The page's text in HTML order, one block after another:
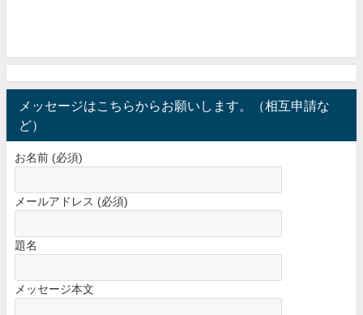
メッセージはこちらからお願いします。（相互申請な
ど）
お名前 (必須)
メールアドレス (必須)
題名
メッセージ本文